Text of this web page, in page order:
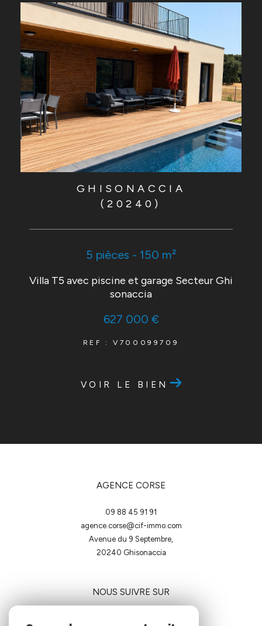
GHISONACCIA
(20240)
5 pièces - 150 m²
Villa T5 avec piscine et garage Secteur Ghi
sonaccia
627 000 €
REF : V700099709
VOIR LE BIEN
AGENCE CORSE
09 88 45 91 91
agence.corse@cif-immo.com
Avenue du 9 Septembre,
20240
ghisonaccia
NOUS SUIVRE SUR